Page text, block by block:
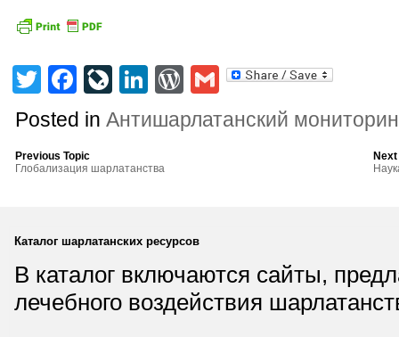
TwitterFacebook
LiveJournal
LinkedIn
WordPress
Gmail
Posted inАнтишарлатанский
Previous Topic
Глобализация шарлатанства
Каталог шарлатанских ресурсов
В каталог включаются сайты,
лечебного воздействия